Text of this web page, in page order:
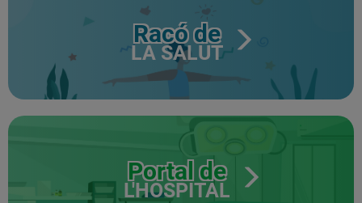
Racó de
LA SALUT
Portal de
L'HOSPITAL